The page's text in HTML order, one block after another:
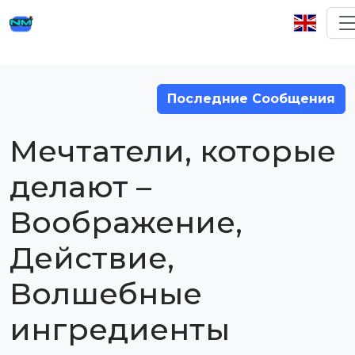
Последние Сообщения
Мечтатели, которые
делают –
Воображение,
Действие,
Волшебные
ингредиенты